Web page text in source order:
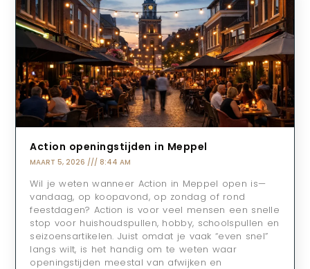
Action openingstijden in Meppel
MAART 5, 2026 8:44 AM
Wil je weten wanneer Action in Meppel open is—
vandaag, op koopavond, op zondag of rond
feestdagen? Action is voor veel mensen een snelle
stop voor huishoudspullen, hobby, schoolspullen en
seizoensartikelen. Juist omdat je vaak “even snel”
langs wilt, is het handig om te weten waar
openingstijden meestal van afwijken en